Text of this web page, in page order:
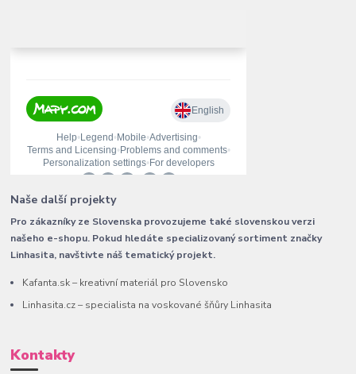
Naše další projekty
Pro zákazníky ze Slovenska provozujeme také slovenskou verzi
našeho e-shopu. Pokud hledáte specializovaný sortiment značky
Linhasita, navštivte náš tematický projekt.
Kafanta.sk – kreativní materiál pro Slovensko
Linhasita.cz – specialista na voskované šňůry Linhasita
Kontakty